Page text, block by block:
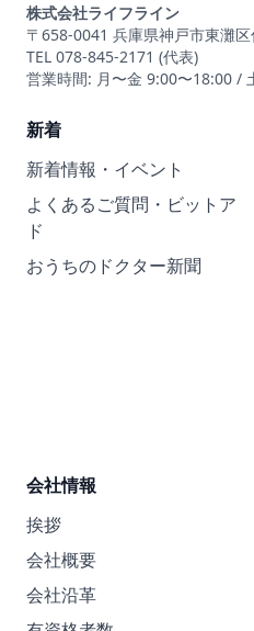
株式会社ライフライン
〒658-0041 兵庫県神戸市東灘
TEL 078-845-2171 (代表)
営業時間: 月〜金 9:00〜18:00 /
新着
新着情報・イベント
よくあるご質問・ビットア
ド
おうちのドクター新聞
会社情報
挨拶
会社概要
会社沿革